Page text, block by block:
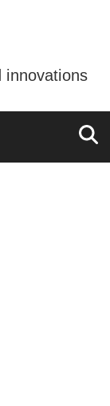
innovations